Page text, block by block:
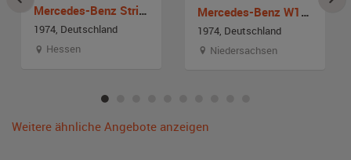
Mercedes-Benz Strich-Acht W114 Pullmann mit Faltdach
1974, Deutschland
Hessen
Mercedes-Benz W115 Strich 8
1974, Deutschland
Niedersachsen
Weitere ähnliche Angebote anzeigen